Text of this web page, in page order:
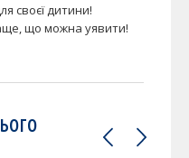
своєї дитини!
що можна уявити!